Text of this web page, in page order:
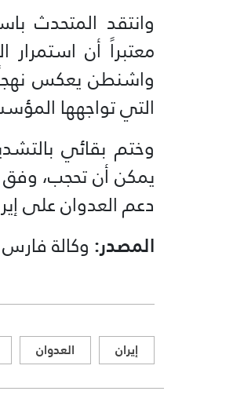
وانتقد المتحدث
معتبراً أن استمرار
واشنطن يعكس نهجاً
التي تواجهها
وختم بقائي
يمكن أن تحجب، وفق
دعم العدوان على
المصدر: وكالة فارس
إيران العدوان